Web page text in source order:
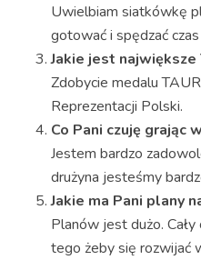
Uwielbiam siatkówkę
gotować i spędzać
Jakie jest największe
Zdobycie medalu
Reprezentacji Polski.
Co Pani czuję grając
Jestem bardzo
drużyna jesteśmy
Jakie ma Pani plany
Planów jest dużo.
tego żeby się rozwijać